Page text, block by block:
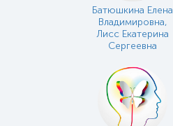
Батюшкина Елена
Владимировна,
Лисс Екатерина
Сергеевна